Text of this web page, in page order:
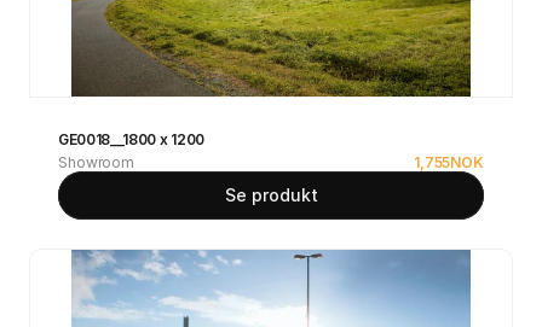
GE0018__1800 x 1200
Showroom
1,755NOK
Se produkt